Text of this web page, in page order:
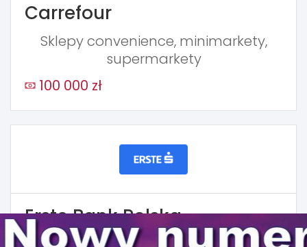
Carrefour
Sklepy convenience, minimarkety,
supermarkety
100 000 zł
Erste Bank Polska